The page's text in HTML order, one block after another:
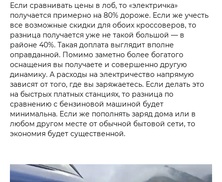
Если сравнивать цены в лоб, то «электричка»
получается примерно на 80% дороже. Если же учесть
все возможные скидки для обоих кроссоверов, то
разница получается уже не такой большой — в
районе 40%. Такая доплата выглядит вполне
оправданной. Помимо заметно более богатого
оснащения вы получаете и совершенно другую
динамику. А расходы на электричество напрямую
зависят от того, где вы заряжаетесь. Если делать это
на быстрых платных станциях, то разница по
сравнению с бензиновой машиной будет
минимальна. Если же пополнять заряд дома или в
любом другом месте от обычной бытовой сети, то
экономия будет существенной.